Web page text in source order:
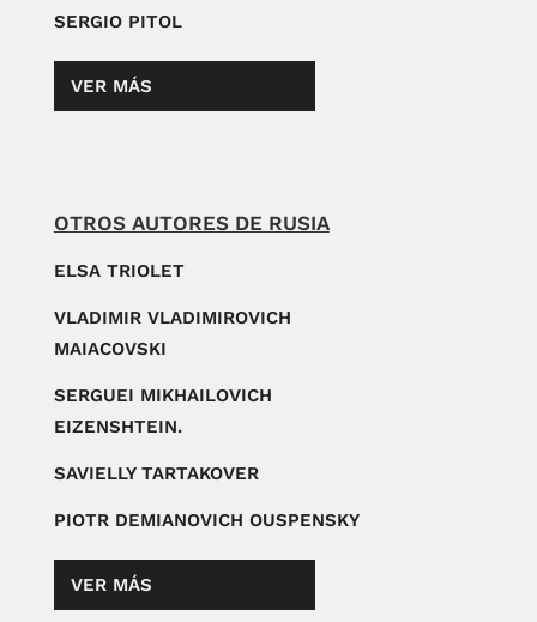
SERGIO PITOL
VER MÁS
OTROS AUTORES DE RUSIA
ELSA TRIOLET
VLADIMIR VLADIMIROVICH
MAIACOVSKI
SERGUEI MIKHAILOVICH
EIZENSHTEIN.
SAVIELLY TARTAKOVER
PIOTR DEMIANOVICH OUSPENSKY
VER MÁS